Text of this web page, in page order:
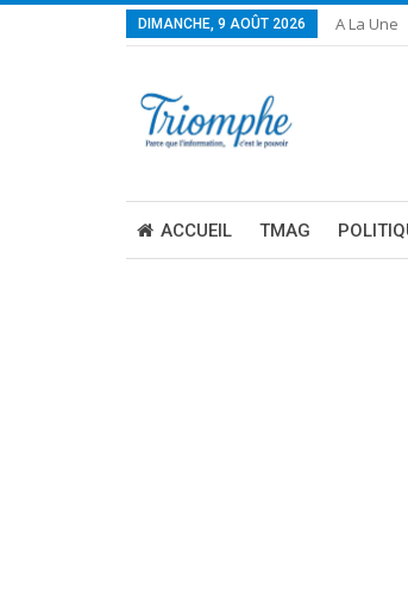
DIMANCHE, 9 AOÛT 2026 A La Une
ACCUEIL TMAG